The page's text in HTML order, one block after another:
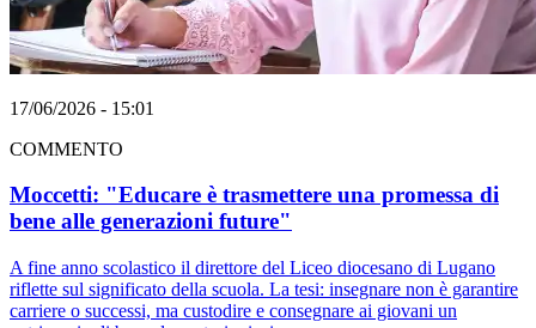
17/06/2026 - 15:01
COMMENTO
Moccetti: "Educare è trasmettere una promessa di
bene alle generazioni future"
A fine anno scolastico il direttore del Liceo diocesano di Lugano
riflette sul significato della scuola. La tesi: insegnare non è garantire
carriere o successi, ma custodire e consegnare ai giovani un